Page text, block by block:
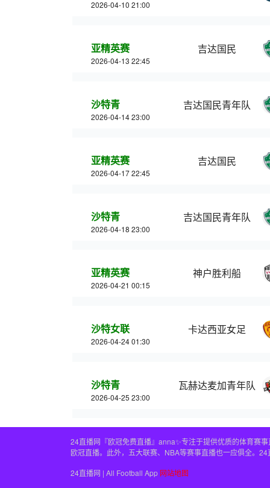
2026-04-10 21:00
亚精英赛
2026-04-13 22:45
吉达国民
沙特青
2026-04-14 23:00
吉达国民青年队
亚精英赛
2026-04-17 22:45
吉达国民
沙特青
2026-04-18 23:00
吉达国民青年队
亚精英赛
2026-04-21 00:15
神户胜利船
沙特女联
2026-04-24 01:30
卡达西亚女足
沙特青
2026-04-25 23:00
瓦赫达麦加青年队
24直播网『欧冠免费直播』anna✨专注于提供优质的体育赛
欧冠直播。此外，五大联赛、NBA等赛事直播也一应俱全。
24直播网 | All Football App 网站地图